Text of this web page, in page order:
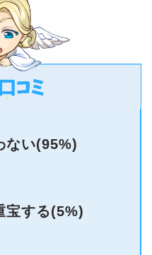
ない(95%)
宝する(5%)